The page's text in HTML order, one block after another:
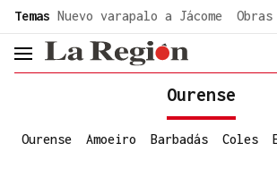
Temas Nuevo varapalo a Jácome
header.menu.open
Ourense
Ourense Amoeiro Barbadás Coles